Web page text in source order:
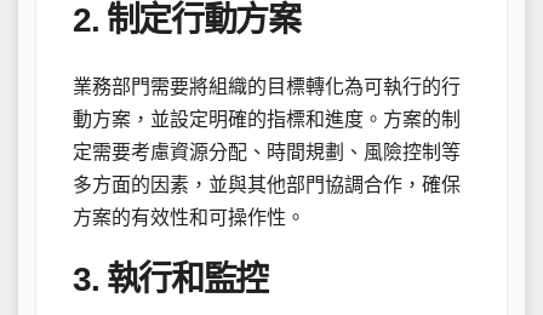
2. 制定行動方案
業務部門需要將組織的目標轉化為可執行的行
動方案，並設定明確的指標和進度。方案的制
定需要考慮資源分配、時間規劃、風險控制等
多方面的因素，並與其他部門協調合作，確保
方案的有效性和可操作性。
3. 執行和監控